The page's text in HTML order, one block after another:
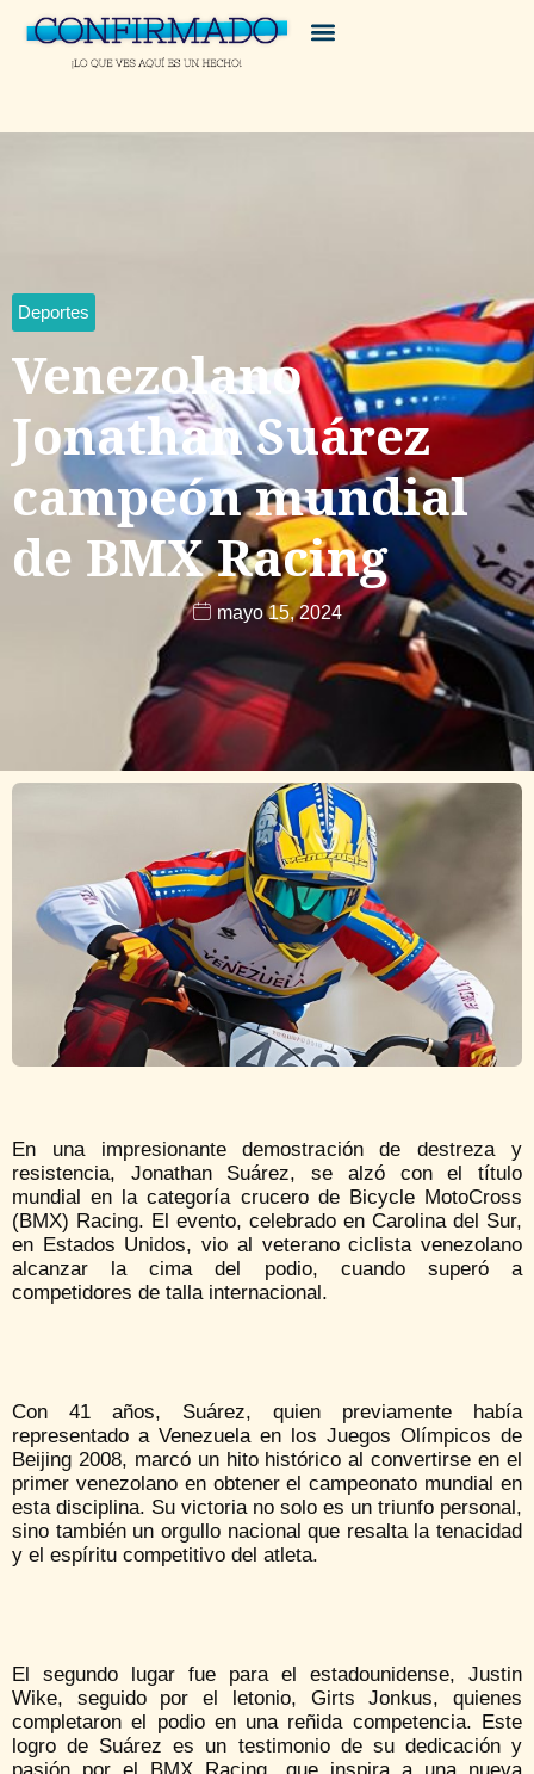
Deportes
Venezolano
Jonathan Suárez
campeón mundial
de BMX Racing
mayo 15, 2024
En una impresionante demostración de destreza y
resistencia, Jonathan Suárez, se alzó con el título
mundial en la categoría crucero de Bicycle MotoCross
(BMX) Racing. El evento, celebrado en Carolina del Sur,
en Estados Unidos, vio al veterano ciclista venezolano
alcanzar la cima del podio, cuando superó a
competidores de talla internacional.
Con 41 años, Suárez, quien previamente había
representado a Venezuela en los Juegos Olímpicos de
Beijing 2008, marcó un hito histórico al convertirse en el
primer venezolano en obtener el campeonato mundial en
esta disciplina. Su victoria no solo es un triunfo personal,
sino también un orgullo nacional que resalta la tenacidad
y el espíritu competitivo del atleta.
El segundo lugar fue para el estadounidense, Justin
Wike, seguido por el letonio, Girts Jonkus, quienes
completaron el podio en una reñida competencia. Este
logro de Suárez es un testimonio de su dedicación y
pasión por el BMX Racing, que inspira a una nueva